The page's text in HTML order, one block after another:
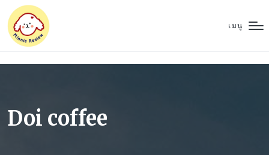
เมนู
Doi coffee